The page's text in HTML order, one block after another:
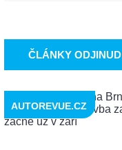
ČLÁNKY ODJINUD
AUTOREVUE.CZ